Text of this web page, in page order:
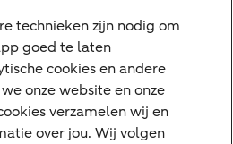
technieken zijn nodig om
goed te laten
cookies en andere
onze website en onze
verzamelen wij en
over jou. Wij volgen